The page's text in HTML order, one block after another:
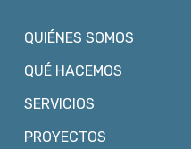
QUIÉNES SOMOS
QUÉ HACEMOS
SERVICIOS
PROYECTOS